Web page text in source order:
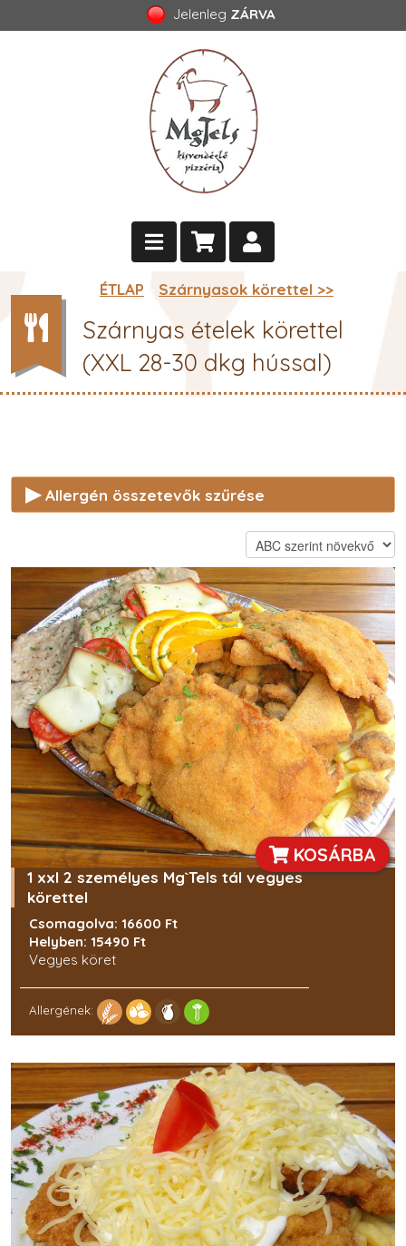
Jelenleg ZÁRVA
ÉTLAP Szárnyasok körettel >>
Szárnyas ételek körettel
(XXL 28-30 dkg hússal)
▶Allergén összetevők szűrése
Ha valamely összetevőre ezek közülallergiás vagy
Az étlapról az ezeket tartalmazó ételeket kitakarjuk!
Glutén
Rákfélék
Tojás
Hal
Földimogyoró
Szójabab
Laktóz
Diófélék
Zeller
Mustár
Szezámmag
Kén-dioxid
Csillagfürt
Puhatestűek
Cukorszármazék
Csípős
KOSÁRBA
1 xxl 2 személyes Mg`Tels tál vegyes
körettel
Csomagolva: 16600 Ft
Helyben: 15490 Ft
Vegyes köret
Allergének: